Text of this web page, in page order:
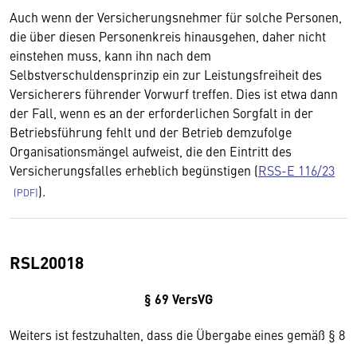
Auch wenn der Versicherungsnehmer für solche Personen,
die über diesen Personenkreis hinausgehen, daher nicht
einstehen muss, kann ihn nach dem
Selbstverschuldensprinzip ein zur Leistungsfreiheit des
Versicherers führender Vorwurf treffen. Dies ist etwa dann
der Fall, wenn es an der erforderlichen Sorgfalt in der
Betriebsführung fehlt und der Betrieb demzufolge
Organisationsmängel aufweist, die den Eintritt des
Versicherungsfalles erheblich begünstigen (RSS-E 116/23
).
RSL20018
§ 69 VersVG
Weiters ist festzuhalten, dass die Übergabe eines gemäß § 8